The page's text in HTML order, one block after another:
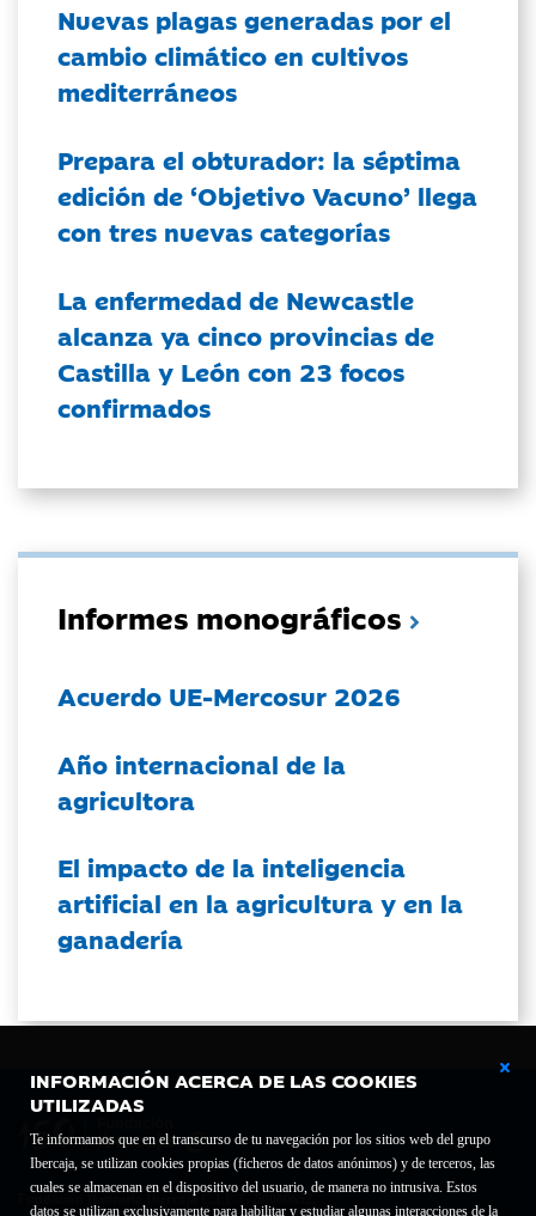
INFORMACIÓN ACERCA DE LAS COOKIES
UTILIZADAS
Te informamos que en el transcurso de tu navegación por los sitios web del grupo
Ibercaja, se utilizan cookies propias (ficheros de datos anónimos) y de terceros, las
cuales se almacenan en el dispositivo del usuario, de manera no intrusiva. Estos
datos se utilizan exclusivamente para habilitar y estudiar algunas interacciones de la
Nuevas plagas generadas por el
cambio climático en cultivos
mediterráneos
Prepara el obturador: la séptima
edición de ‘Objetivo Vacuno’ llega
con tres nuevas categorías
La enfermedad de Newcastle
alcanza ya cinco provincias de
Castilla y León con 23 focos
confirmados
Informes monográficos
Acuerdo UE-Mercosur 2026
Año internacional de la
agricultora
El impacto de la inteligencia
artificial en la agricultura y en la
ganadería
Fundación Bancaria Ibercaja C.I.F. G-50000652.